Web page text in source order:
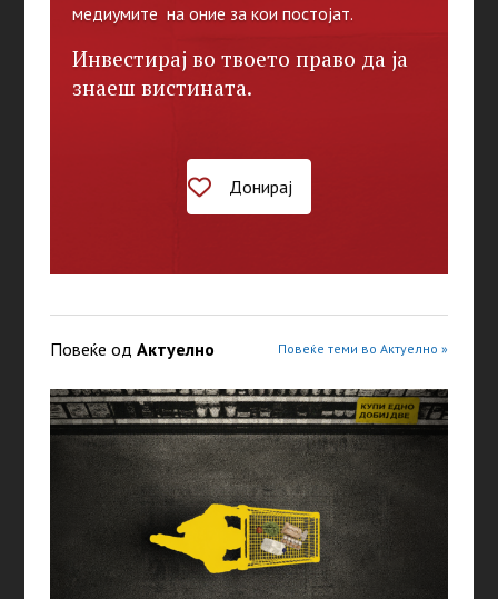
медиумите на оние за кои постојат.
Инвестирај во твоето право да ја
знаеш вистината.
Донирај
Повеќе од Актуелно Повеќе теми во Актуелно »